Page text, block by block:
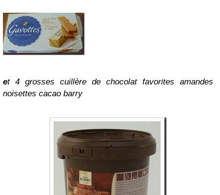
et 4 grosses cuillère de chocolat favorites amandes
noisettes cacao barry